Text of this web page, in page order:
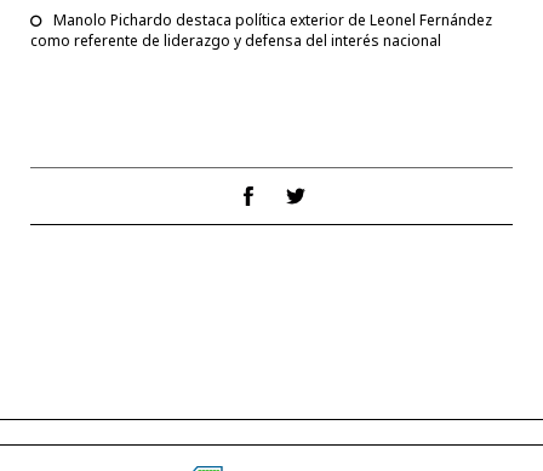
Manolo Pichardo destaca política exterior de Leonel Fernández
como referente de liderazgo y defensa del interés nacional